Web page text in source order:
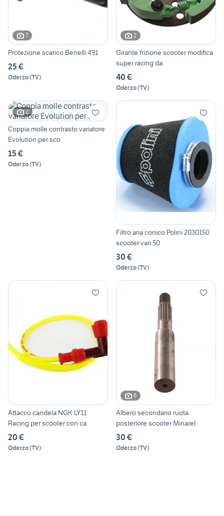
7
Protezione scarico Benelli 491
25 €
Oderzo(TV)
2
Girante frizione scooter modifica
super racing da
40 €
Oderzo(TV)
2
Coppia molle contrasto variatore
Evolution per sco
15 €
Oderzo(TV)
Filtro aria conico Polini 2030150
scooter vari 50
30 €
Oderzo(TV)
Attacco candela NGK LY11
Racing per scooter con ca
20 €
Oderzo(TV)
6
Albero secondario ruota
posteriore scooter Minarel
30 €
Oderzo(TV)